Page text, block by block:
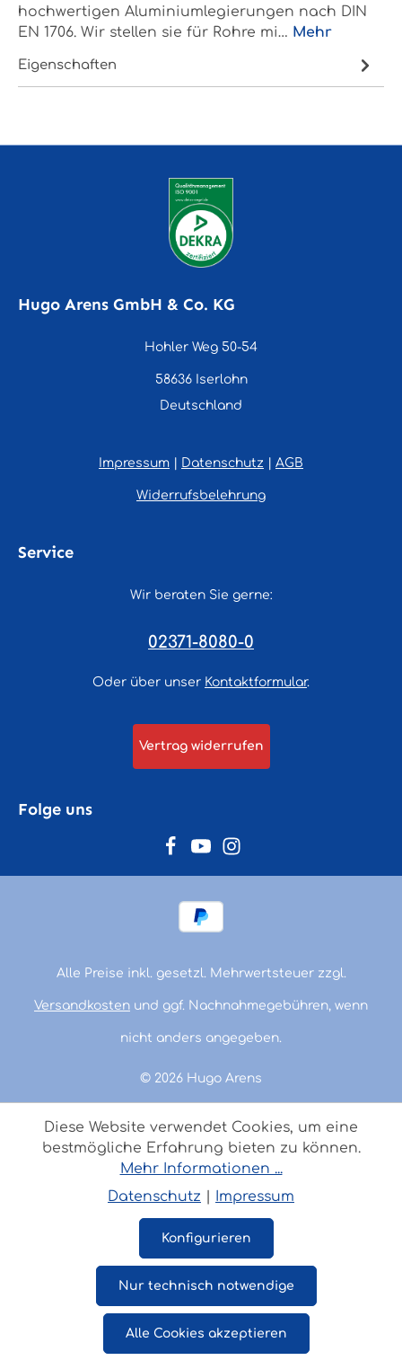
hochwertigen Aluminiumlegierungen nach DIN
EN 1706. Wir stellen sie für Rohre mi… Mehr
Eigenschaften
Hugo Arens GmbH & Co. KG
Hohler Weg 50-54
58636 Iserlohn
Deutschland
Impressum Datenschutz AGB
Widerrufsbelehrung
Service
Wir beraten Sie gerne:
02371-8080-0
Oder über unser Kontaktformular.
Vertrag widerrufen
Folge uns
© 2026 Hugo Arens
Alle Preise inkl. gesetzl. Mehrwertsteuer zzgl.
Versandkosten und ggf. Nachnahmegebühren, wenn
nicht anders angegeben.
Diese Website verwendet Cookies, um eine
bestmögliche Erfahrung bieten zu können.
Mehr Informationen ...
Datenschutz
Impressum
Nur technisch notwendige
Konfigurieren
Alle Cookies akzeptieren